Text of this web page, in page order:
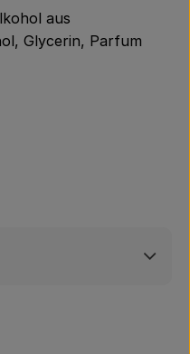
aus
Glycerin, Parfum